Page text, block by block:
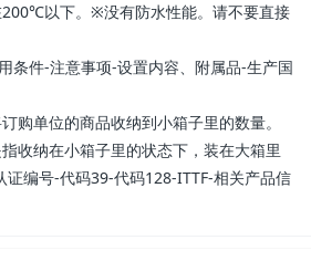
以下。※没有防水性能。请不要直接
条件-注意事项-设置内容、附属品-生产国
购单位的商品收纳到小箱子里的数量。
收纳在小箱子里的状态下，装在大箱里
证编号-代码39-代码128-ITTF-相关产品信